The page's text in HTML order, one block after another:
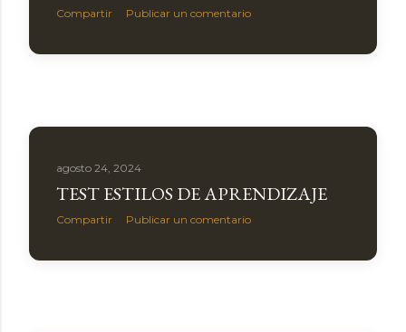
Compartir Publicar un comentario
agosto 24, 2024
TEST ESTILOS DE APRENDIZAJE
Compartir Publicar un comentario